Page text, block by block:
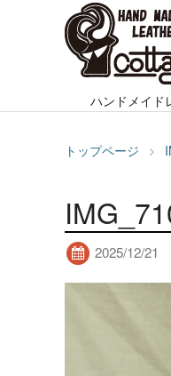
ハンドメイド
トップページ
2025/12/21